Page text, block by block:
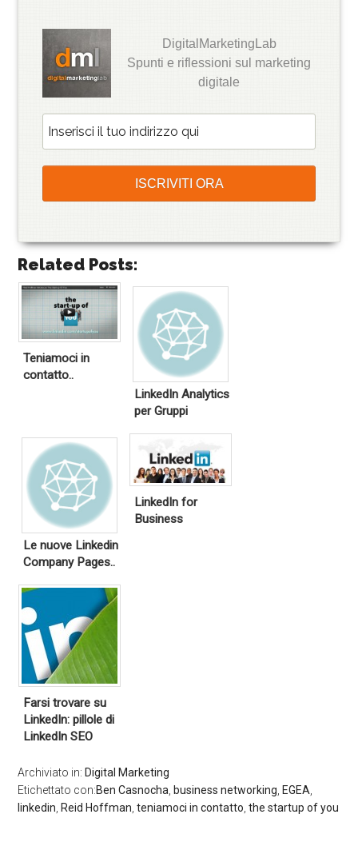
DigitalMarketingLab
Spunti e riflessioni sul marketing
digitale
Related Posts:
Teniamoci in
contatto..
LinkedIn Analytics
per Gruppi
Le nuove Linkedin
Company Pages..
LinkedIn for
Business
Farsi trovare su
LinkedIn: pillole di
LinkedIn SEO
Archiviato in: Digital Marketing
Etichettato con:Ben Casnocha business networking EGEA
linkedin Reid Hoffman ,teniamoci in contatto ,the startup of you